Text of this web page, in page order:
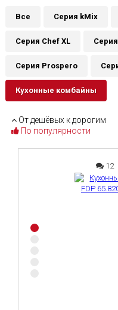
Все Серия kMix
Серия Chef XL
Серия Prospero
Кухонные комбайны
От дешёвых к дорогим
По популярности
12